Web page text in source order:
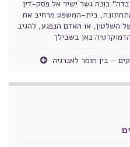
בונה גשר ישיר אל פסק-דין
1953. בשורה התחתונה, בית-המשפט מרחיב את
השלטון, או האדם הנפגע, להגיב
כאן בשבילך
– בין חומר לאנרגיה